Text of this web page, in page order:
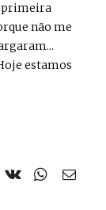
primeira
não me
estamos